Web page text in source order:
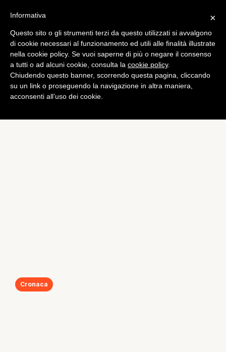
Cronaca
×
Informativa
Questo sito o gli strumenti terzi da questo utilizzati si avvalgono
di cookie necessari al funzionamento ed utili alle finalità illustrate
nella cookie policy. Se vuoi saperne di più o negare il consenso
a tutti o ad alcuni cookie, consulta la cookie policy.
Chiudendo questo banner, scorrendo questa pagina, cliccando
su un link o proseguendo la navigazione in altra maniera,
acconsenti all’uso dei cookie.